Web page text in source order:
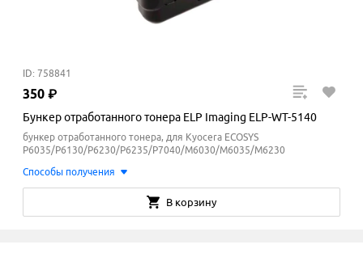
ID: 758841
350 ₽
Бункер отработанного тонера ELP Imaging ELP-WT-5140
бункер отработанного тонера, для Kyocera ECOSYS
P6035/P6130/P6230/P6235/P7040/M6030/M6035/M6230
Способы получения
В корзину